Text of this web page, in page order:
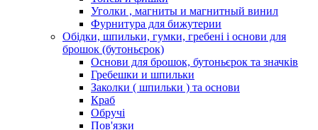
Уголки , магниты и магнитный винил
Фурнитура для бижутерии
Обідки, шпильки, гумки, гребені і основи для
брошок (бутоньєрок)
Основи для брошок, бутоньєрок та значків
Гребешки и шпильки
Заколки ( шпильки ) та основи
Краб
Обручі
Пов'язки